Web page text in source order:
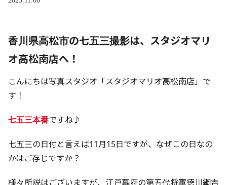
香川県高松市の七五三撮影は、スタジオマリ
オ高松南店へ！
こんにちは写真スタジオ「スタジオマリオ高松南店」で
す！
七五三本番ですね♪
七五三の日付と言えば11月15日ですが、なぜこの日なの
かはご存じですか？
様々所説はございますが、江戸幕府の第五代将軍徳川綱吉